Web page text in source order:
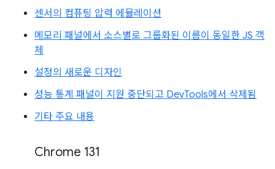
센서의 컴퓨팅 압력 에뮬레이션
메모리 패널에서 소스별로 그룹화된 이름이 동일한 JS 객
체
설정의 새로운 디자인
성능 통계 패널이 지원 중단되고 DevTools에서 삭제됨
기타 주요 내용
Chrome 131